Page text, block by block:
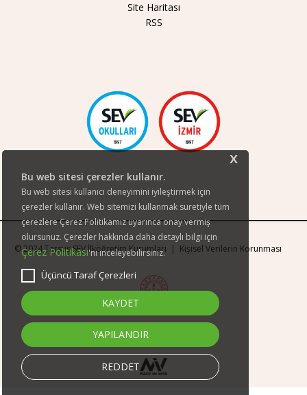
x
Bu web sitesi çerezler kullanır.
Bu web sitesi kullanıcı deneyimini iyileştirmek için
çerezler kullanır. Web sitemizi kullanmak suretiyle tüm
çerezlere Çerez Politikamız uyarınca onay vermiş
olursunuz. Çerezler hakkında daha detaylı bilgi için
Çerez Politikası'nı inceleyebilirsiniz.
Üçüncü Taraf Çerezleri
KAYDET
YAPILANDIR
REDDET
Site Haritası
RSS
© 2024 Tarsus SEV İlköğretim Kurumları | Kişisel Verilerin Korunması